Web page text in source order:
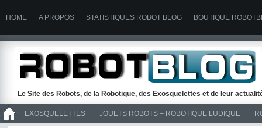
HOME A PROPOS STATISTIQUES ROBOT BLOG BOUTIQUE
Le Site des Robots, de la Robotique, des Exosquelettes et de leur
EXOSQUELETTES JOUETS ROBOTS – ROBOTIQUE LUDIQUE